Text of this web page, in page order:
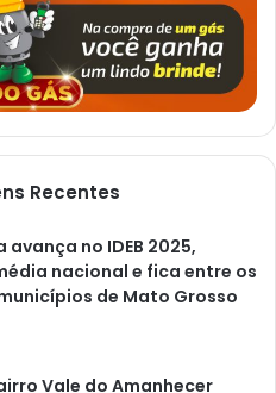
Recentes
avança no IDEB 2025,
nacional e fica entre os
de Mato Grosso
Vale do Amanhecer